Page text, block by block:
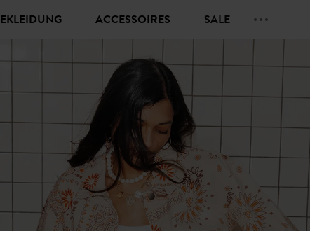
BEKLEIDUNG ACCESSOIRES SALE